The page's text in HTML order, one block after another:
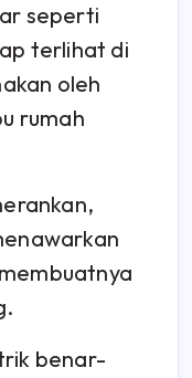
seperti
terlihat di
oleh
rumah
benar-